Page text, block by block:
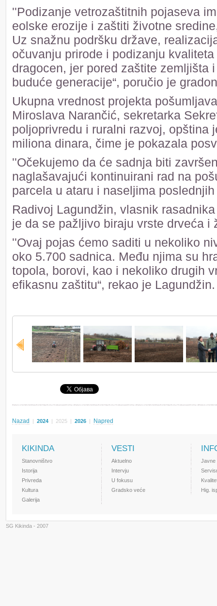
''Podizanje vetrozaštitnih pojaseva
eolske erozije i zaštiti životne
Uz snažnu podršku države,
očuvanju prirode i podizanju
dragocen, jer pored zaštite
buduće generacije“, poručio je
Ukupna vrednost projekta
Miroslava Narančić, sekretarka
poljoprivredu i ruralni razvoj, opština
miliona dinara, čime je pokazala
''Očekujemo da će sadnja biti
naglašavajući kontinuirani rad na
parcela u ataru i naseljima
Radivoj Lagundžin, vlasnik
je da se pažljivo biraju vrste drveća i
''Ovaj pojas ćemo saditi u nekoliko
oko 5.700 sadnica. Među njima su
topola, borovi, kao i nekoliko drugih
efikasnu zaštitu“, rekao je Lagundžin.
Nazad | 2024 | 2025 | 2026 | Napred
KIKINDA
Stanovništvo
Istorija
Privreda
Kultura
Galerija
VESTI
Aktuelno
Intervju
U fokusu
Gradsko veće
Javne
Hig.
SG Kikinda - 2007